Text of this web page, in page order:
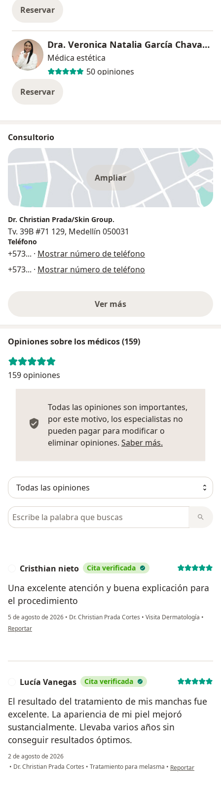
Reservar
Dra. Veronica Natalia García Chavarría
Médica estética
50 opiniones
Reservar
Consultorio
Ampliar
Dr. Christian Prada/Skin Group.
Tv. 39B #71 129, Medellín 050031
Teléfono
+573... · Mostrar número de teléfono
+573... · Mostrar número de teléfono
Ver más
Opiniones sobre los médicos (159)
159 opiniones
Todas las opiniones son importantes,
por este motivo, los especialistas no
pueden pagar para modificar o
eliminar opiniones. Saber más.
Busca en opiniones
Cristhian nieto Cita verificada
Una excelente atención y buena explicación para
el procedimiento
5 de agosto de 2026 • Dr. Christian Prada Cortes • Visita Dermatología •
en opinión del usuario Cristhian nieto
Reportar
Lucía Vanegas Cita verificada
El resultado del tratamiento de mis manchas fue
excelente. La apariencia de mi piel mejoró
sustancialmente. Llevaba varios años sin
conseguir resultados óptimos.
2 de agosto de 2026
• Dr. Christian Prada Cortes • Tratamiento para melasma • en opinión del
Reportar